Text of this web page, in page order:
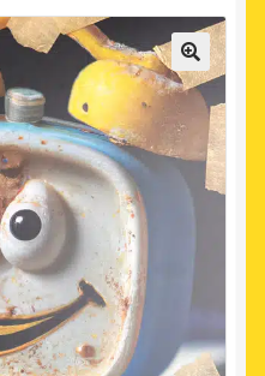
🔍